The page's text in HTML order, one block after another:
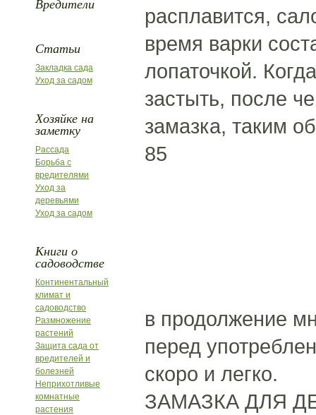
Вредители
Статьи
Закладка сада
Уход за садом
Хозяйке на
заметку
Рассада
Борьба с
вредителями
Уход за
деревьями
Уход за садом
Книги о
садоводстве
Континентальный
климат и
садоводство
Размножение
растений
Защита сада от
вредителей и
болезней
Неприхотливые
комнатные
растения
расплавится,
время варки
лопаточкой.
застыть, после
замазка, таким
85
в продолжение
перед
скоро и легко.
ЗАМАЗКА ДЛЯ